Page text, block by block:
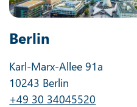
Berlin
Karl-Marx-Allee 91a
10243 Berlin
+49 30 34045520